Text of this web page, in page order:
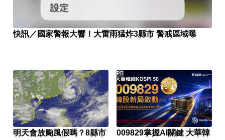
快訊／國家警報大響！大雷雨猛炸3縣市 警戒區域曝
明天會放颱風假嗎？8縣市
009829掌握AI關鍵 大華韓
PR